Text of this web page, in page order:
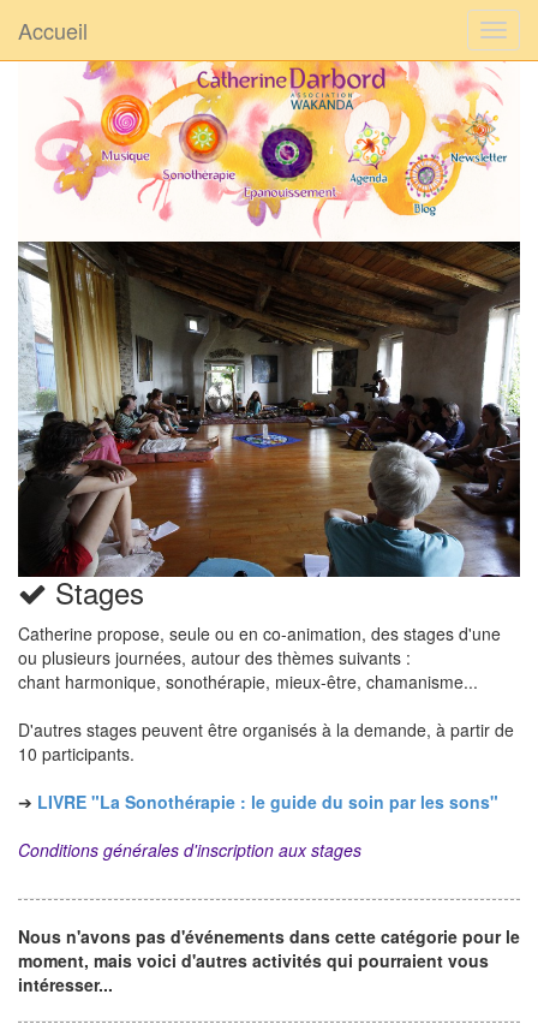
Accueil
Stages
Catherine propose, seule ou en co-animation, des stages d'une
ou plusieurs journées, autour des thèmes suivants :
chant harmonique, sonothérapie, mieux-être, chamanisme...
D'autres stages peuvent être organisés à la demande, à partir de
10 participants.
➔ LIVRE "La Sonothérapie : le guide du soin par les sons"
Conditions générales d'inscription aux stages
Nous n'avons pas d'événements dans cette catégorie pour le
moment, mais voici d'autres activités qui pourraient vous
intéresser...